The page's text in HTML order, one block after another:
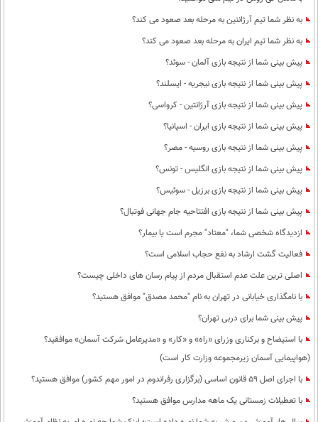
به نظر شما تیم آرژانتین به مرحله بعد صعود می کند؟
به نظر شما تیم ایران به مرحله بعد صعود می کند؟
پیش بینی شما از نتیجه بازی آلمان - سوئد؟
پیش بینی شما از نتیجه بازی نیجریه - ایسلند؟
پیش بینی شما از نتیجه بازی آرژانتین - کرواسی؟
پیش بینی شما از نتیجه بازی ایران - اسپانیا؟
پیش بینی شما از نتیجه بازی روسیه - مصر؟
پیش بینی شما از نتیجه بازی انگلیس - تونس؟
پیش بینی شما از نتیجه بازی برزیل - سوئیس؟
پیش بینی شما از نتیجه بازی افتتاحیه جام جهانی فوتبال؟
ازدیدگاه شخصی شما، "معتاد" مجرم است یا بیمار؟
فعالیت گشت ارشاد به نفع حجاب اسلامی است؟
اصلی ترین علت عدم استقبال مردم از پیام رسان های داخلی چیست؟
با نامگذاری خیابانی در تهران به نام "محمد مصدق" موافق هستید؟
پیش بینی شما برای دربی تهران؟
با استیضاح و برکناری وزرای «راه» و «کار» و «مدیرعامل شرکت آسمان» موافقید؟
(هواپیمایی آسمان زیرمجموعه وزارت کار است)
با اجرای اصل 59 قانون اساسی (برگزاری رفراندوم در امور مهم کشور) موافق هستید؟
با تعطیلات زمستانی یک ماهه مدارس موافق هستید؟